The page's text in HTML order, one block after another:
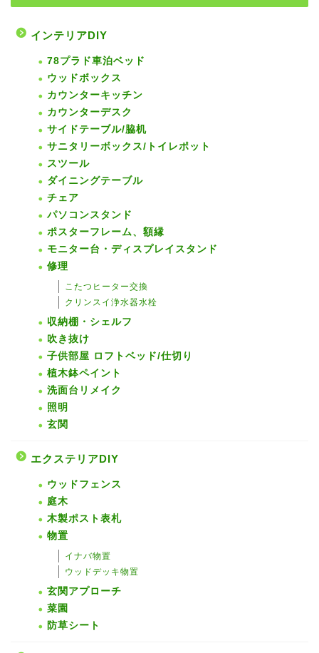
インテリアDIY
78プラド車泊ベッド
ウッドボックス
カウンターキッチン
カウンターデスク
サイドテーブル/脇机
サニタリーボックス/トイレポット
スツール
ダイニングテーブル
チェア
パソコンスタンド
ポスターフレーム、額縁
モニター台・ディスプレイスタンド
修理
こたつヒーター交換
クリンスイ浄水器水栓
収納棚・シェルフ
吹き抜け
子供部屋 ロフトベッド/仕切り
植木鉢ペイント
洗面台リメイク
照明
玄関
エクステリアDIY
ウッドフェンス
庭木
木製ポスト表札
物置
イナバ物置
ウッドデッキ物置
玄関アプローチ
菜園
防草シート